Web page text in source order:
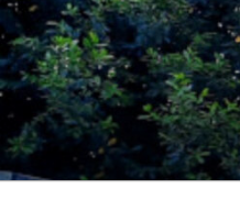
Salta
al
contenuto